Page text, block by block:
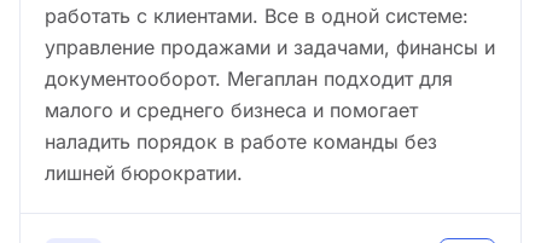
работать с клиентами. Все в одной системе:
управление продажами и задачами, финансы и
документооборот. Мегаплан подходит для
малого и среднего бизнеса и помогает
наладить порядок в работе команды без
лишней бюрократии.